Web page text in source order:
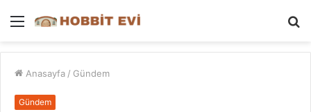
Menü
Anasayfa / Gündem
Gündem